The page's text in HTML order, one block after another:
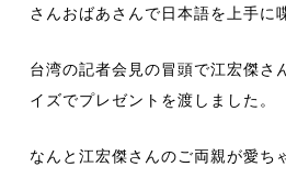
さんおばあさんで日本語を上手に
台湾の記者会見の冒頭で江宏傑さ
イズでプレゼントを渡しました。
なんと江宏傑さんのご両親が愛ち